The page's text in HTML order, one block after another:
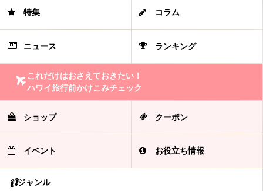
特集 コラム
ニュース ランキング
これだけはおさえておきたい！
ハワイ旅行前かけこみチェック
ショップ クーポン
イベント お役立ち情報
ジャンル